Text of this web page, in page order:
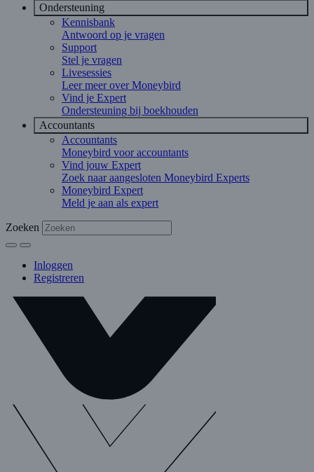
Ondersteuning
Kennisbank
Antwoord op je vragen
Support
Stel je vragen
Livesessies
Leer meer over Moneybird
Vind je Expert
Ondersteuning bij boekhouden
Accountants
Accountants
Moneybird voor accountants
Vind jouw Expert
Zoek naar aangesloten Moneybird Experts
Moneybird Expert
Meld je aan als expert
Zoeken
Inloggen
Registreren